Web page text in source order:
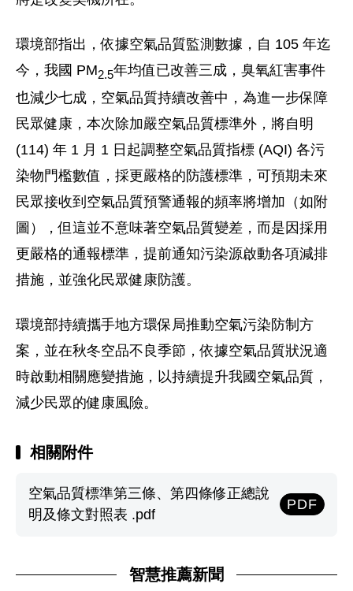
環境部指出，依據空氣品質監測數據，自 105 年迄
今，我國 PM2.5年均值已改善三成，臭氧紅害事件
也減少七成，空氣品質持續改善中，為進一步保障
民眾健康，本次除加嚴空氣品質標準外，將自明
(114) 年 1 月 1 日起調整空氣品質指標 (AQI) 各污
染物門檻數值，採更嚴格的防護標準，可預期未來
民眾接收到空氣品質預警通報的頻率將增加（如附
圖），但這並不意味著空氣品質變差，而是因採用
更嚴格的通報標準，提前通知污染源啟動各項減排
措施，並強化民眾健康防護。
環境部持續攜手地方環保局推動空氣污染防制方
案，並在秋冬空品不良季節，依據空氣品質狀況適
時啟動相關應變措施，以持續提升我國空氣品質，
減少民眾的健康風險。
相關附件
空氣品質標準第三條、第四條修正總說
明及條文對照表 .pdf
PDF
智慧推薦新聞